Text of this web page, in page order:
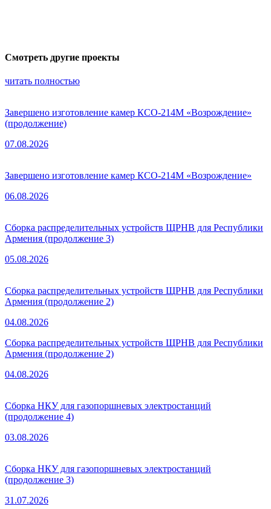
Смотреть другие проекты
читать полностью
Завершено изготовление камер КСО-214М «Возрождение»
(продолжение)
07.08.2026
Завершено изготовление камер КСО-214М «Возрождение»
06.08.2026
Сборка распределительных устройств ЩРНВ для Республики
Армения (продолжение 3)
05.08.2026
Сборка распределительных устройств ЩРНВ для Республики
Армения (продолжение 2)
04.08.2026
Сборка распределительных устройств ЩРНВ для Республики
Армения (продолжение 2)
04.08.2026
Сборка НКУ для газопоршневых электростанций
(продолжение 4)
03.08.2026
Сборка НКУ для газопоршневых электростанций
(продолжение 3)
31.07.2026